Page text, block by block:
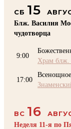
СБ 15
Блж. Василия
чудотворца
9:00
Храм блж.
17:00
ВС 16
Неделя 11-я по